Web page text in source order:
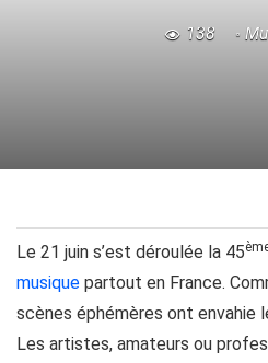
138
Le 21 juin s’est déroulée la 45
musique partout en France.
scènes éphémères ont envahie
Les artistes, amateurs ou